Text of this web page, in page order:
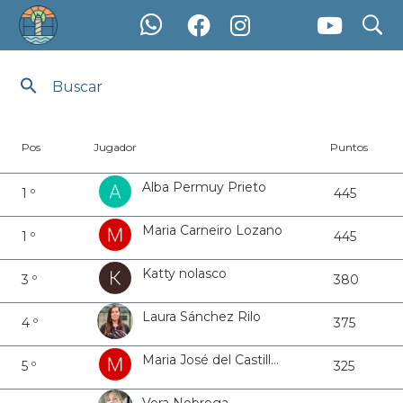
search
Ranking Ranking PFY2024 Femenino
Pos Jugador Puntos
1 º Alba Permuy Prieto 445
1 º Maria Carneiro Lozano 445
3 º Katty nolasco 380
4 º Laura Sánchez Rilo 375
5 º Maria José del Castillo Puente 325